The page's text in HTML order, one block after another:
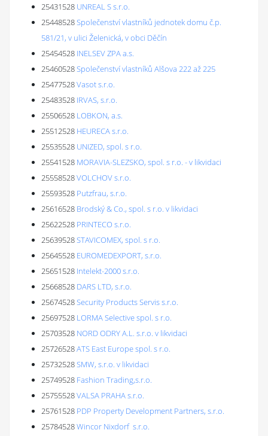
25431528 UNREAL S s.r.o.
25448528Společenství vlastníků jednotek domu č.p.
581/21, v ulici Želenická, v obci Děčín
25454528 INELSEV ZPA a.s.
25460528Společenství vlastníků Alšova 222 až 225
25477528Vasot s.r.o.
25483528 IRVAS, s.r.o.
25506528 LOBKON, a.s.
25512528 HEURECA s.r.o.
25535528 UNIZED, spol. s r.o.
25541528 MORAVIA-SLEZSKO, spol. s r.o. - v likvidaci
25558528VOLCHOV s.r.o.
25593528 Putzfrau, s.r.o.
25616528 Brodský & Co., spol. s r.o. v likvidaci
25622528 PRINTECO s.r.o.
25639528STAVICOMEX, spol. s r.o.
25645528 EUROMEDEXPORT, s.r.o.
25651528 Intelekt-2000 s.r.o.
25668528 DARS LTD, s.r.o.
25674528Security Products Servis s.r.o.
25697528 LORMA Selective spol. s r.o.
25703528 NORD ODRY A.L. s.r.o. v likvidaci
25726528ATS East Europe spol. s r.o.
25732528SMW, s.r.o. v likvidaci
25749528 Fashion Trading,s.r.o.
25755528VALSA PRAHA s.r.o.
25761528 PDP Property Development Partners, s.r.o.
25784528Wincor Nixdorf s.r.o.